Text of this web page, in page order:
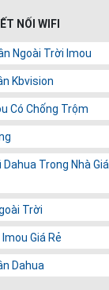
NỐI WIFI
Ngoài Trời Imou
Kbvision
Có Chống Trộm
Trong Nhà Giá
Trời
Giá Rẻ
Dahua